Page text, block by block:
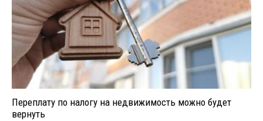
Переплату по налогу на недвижимость можно будет
вернуть